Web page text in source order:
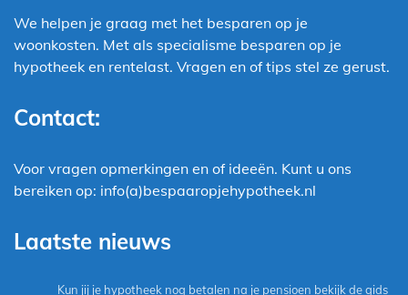
We helpen je graag met het besparen op je
woonkosten. Met als specialisme besparen op je
hypotheek en rentelast. Vragen en of tips stel ze gerust.
Contact:
Voor vragen opmerkingen en of ideeën. Kunt u ons
bereiken op: info(a)bespaaropjehypotheek.nl
Laatste nieuws
Kun jij je hypotheek nog betalen na je pensioen bekijk de gids